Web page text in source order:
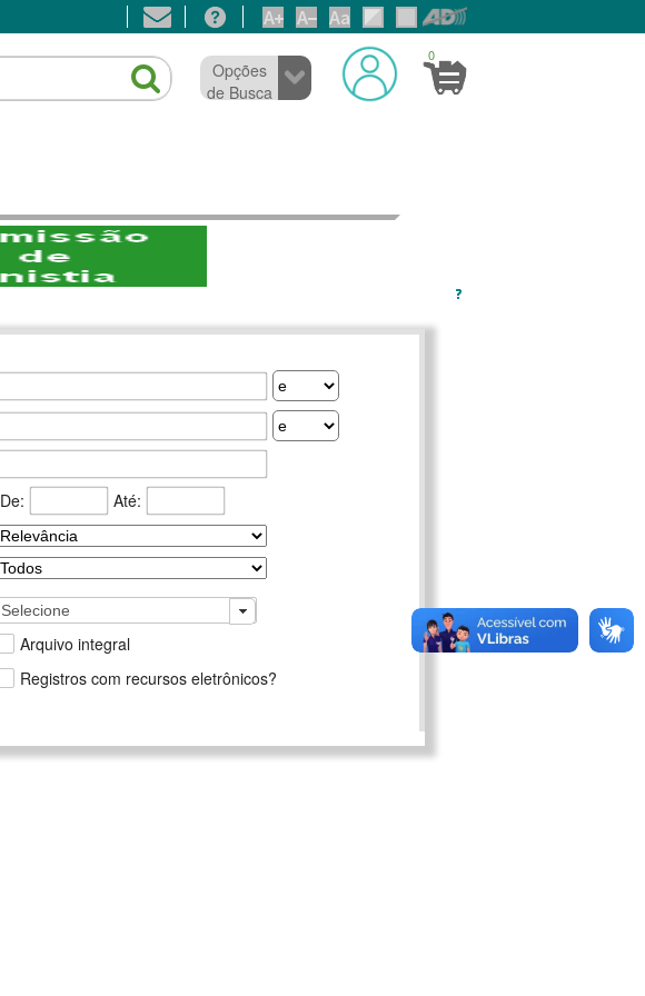
0
Opções
de Busca
De:
Até:
Selecione
Arquivo integral
Registros com recursos eletrônicos?